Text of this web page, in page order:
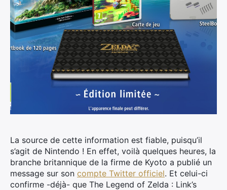
La source de cette information est fiable, puisqu’il
s’agit de Nintendo ! En effet, voilà quelques heures, la
branche britannique de la firme de Kyoto a publié un
message sur son compte Twitter officiel. Et celui-ci
confirme -déjà- que The Legend of Zelda : Link’s